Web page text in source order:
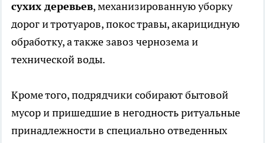
сухих деревьев, механизированную уборку
дорог и тротуаров, покос травы, акарицидную
обработку, а также завоз чернозема и
технической воды.
Кроме того, подрядчики собирают бытовой
мусор и пришедшие в негодность ритуальные
принадлежности в специально отведенных